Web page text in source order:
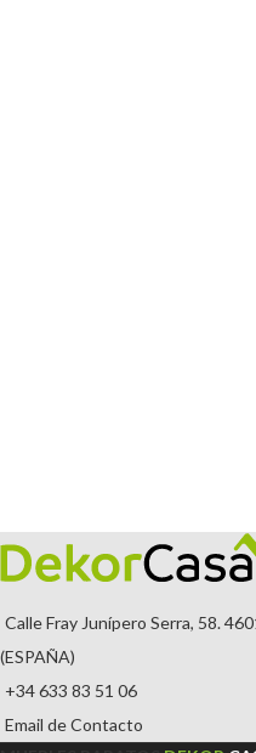
Calle Fray Junípero Serra, 58.
(ESPAÑA)
+34 633 83 51 06
Email de Contacto